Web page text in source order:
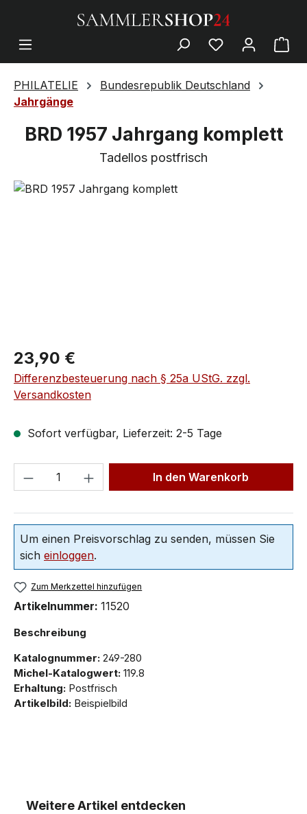
PHILATELIE
Bundesrepublik Deutschland
Jahrgänge
BRD 1957 Jahrgang komplett
Tadellos postfrisch
23,90 €
Differenzbesteuerung nach § 25a UStG. zzgl.
Versandkosten
Sofort verfügbar, Lieferzeit: 2-5 Tage
In den Warenkorb
Um einen Preisvorschlag zu senden, müssen Sie
sich einloggen.
Zum Merkzettel hinzufügen
Artikelnummer: 11520
Beschreibung
Katalognummer: 249-280
Michel-Katalogwert: 119.8
Erhaltung: Postfrisch
Artikelbild: Beispielbild
Weitere Artikel entdecken